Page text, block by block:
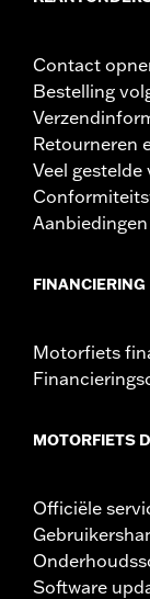
details.
Contact
Bestelling
Retourneren
Veel gestelde
Aanbiedingen
FINANCIERING
Motorfiets
MOTORFIETS
Officiële
Software